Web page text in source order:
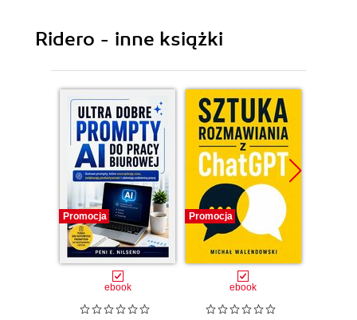
Ridero - inne książki
Promocja
ebook
Promocja
ebook